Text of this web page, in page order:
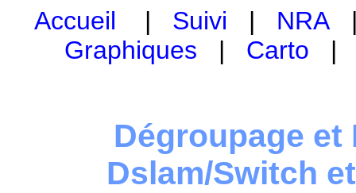
Accueil | Suivi | NRA
Graphiques | Carto
Dégroupage et
Dslam/Switch